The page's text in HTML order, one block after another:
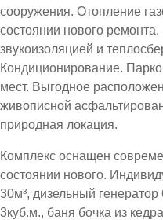
сооружения. Отопление
состоянии нового
звукоизоляцией и
Кондиционирование.
мест. Выгодное
живописной
природная локация.
Комплекс оснащен
состоянии нового.
30м³, дизельный генератор
3куб.м., баня бочка из